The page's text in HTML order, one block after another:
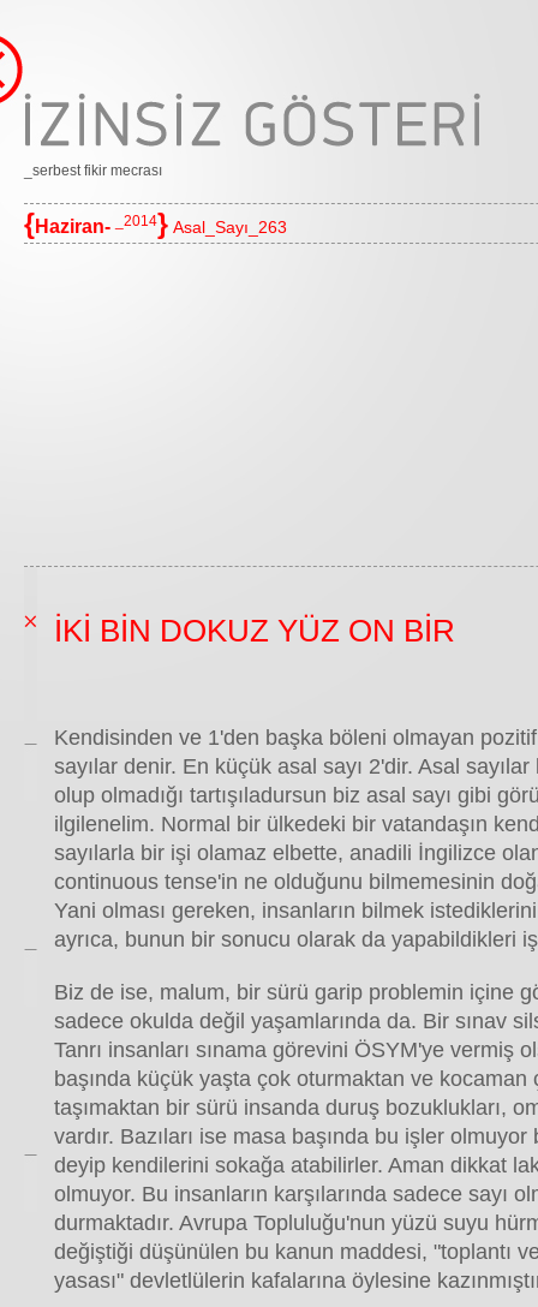
_serbest fikir mecrası
{Haziran- _2014} Asal_Sayı_263
İKİ BİN DOKUZ YÜZ ON BİR
Kendisinden ve 1'den başka böleni olmayan
sayılar denir. En küçük asal sayı 2'dir. Asal
olup olmadığı tartışıladursun biz asal sayı gibi
ilgilenelim. Normal bir ülkedeki bir vatandaşın
sayılarla bir işi olamaz elbette, anadili İngilizce
continuous tense'in ne olduğunu bilmemesinin
Yani olması gereken, insanların bilmek
ayrıca, bunun bir sonucu olarak da yapabildikleri
Biz de ise, malum, bir sürü garip problemin içine
sadece okulda değil yaşamlarında da. Bir sınav
Tanrı insanları sınama görevini ÖSYM'ye vermiş
başında küçük yaşta çok oturmaktan ve kocaman
taşımaktan bir sürü insanda duruş bozuklukları,
vardır. Bazıları ise masa başında bu işler
deyip kendilerini sokağa atabilirler. Aman dikkat
olmuyor. Bu insanların karşılarında sadece sayı
durmaktadır. Avrupa Topluluğu'nun yüzü suyu
değiştiği düşünülen bu kanun maddesi, "toplantı
yasası" devletlülerin kafalarına öylesine